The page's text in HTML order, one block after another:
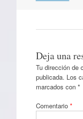
Deja una
Tu dirección de
publicada. Los
marcados con *
Comentario *